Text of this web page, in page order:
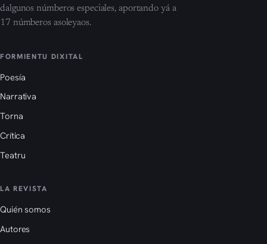
dalgunos númberos especiales, aportando yá a
17 númberos asoleyaos.
FORMIENTU DIXITAL
Poesía
Narrativa
Torna
Crítica
Teatru
LA REVISTA
Quién somos
Autores